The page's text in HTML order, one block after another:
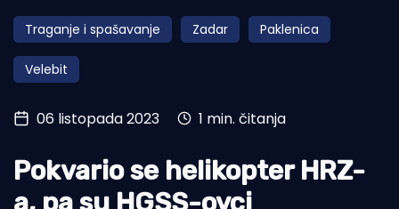
Obala
Otoci
Turizam i nautika
Pomorstvo
Traganje i spašavanje Zadar Paklenica
Velebit
06 listopada 2023 1 min. čitanja
Pokvario se helikopter HRZ-
a, pa su HGSS-ovci